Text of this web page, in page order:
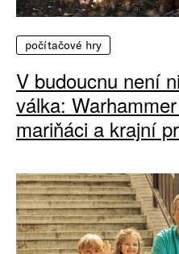
počítačové hry
V budoucnu není
válka:
mariňáci a krajní